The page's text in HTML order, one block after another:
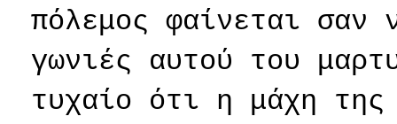
πόλεμος φαίνεται σαν
γωνιές αυτού του
τυχαίο ότι η μάχη της